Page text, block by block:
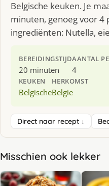
Belgische keuken. Je
minuten, genoeg voor 4
ingrediënten: Nutella,
BEREIDINGSTIJD
20 minuten
AANTAL
4
KEUKEN
Belgische
HERKOMST
Belgie
Direct naar recept ↓
Misschien ook lekker